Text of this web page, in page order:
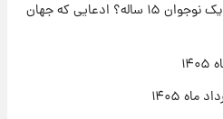
راز طول عمر انسان در دستان یک نوجوان ۱۵ ساله؟ ادعایی که جهان